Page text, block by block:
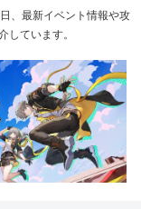
、最新イベント情報や攻
しています。